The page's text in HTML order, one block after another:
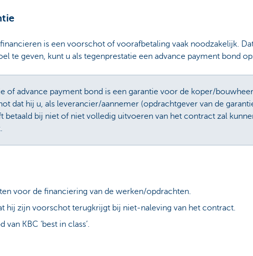
is een voorschot of voorafbetaling vaak noodzakelijk.
te geven, kunt u als tegenprestatie een advance payment bond
of advance payment bond is een garantie voor de koper/
dat hij u, als leverancier/aannemer (opdrachtgever van de
bij niet of niet volledig uitvoeren van het contract zal
voor de financiering van de werken/opdrachten.
hij zijn voorschot terugkrijgt bij niet-naleving van het contract.
KBC ‘best in class’.